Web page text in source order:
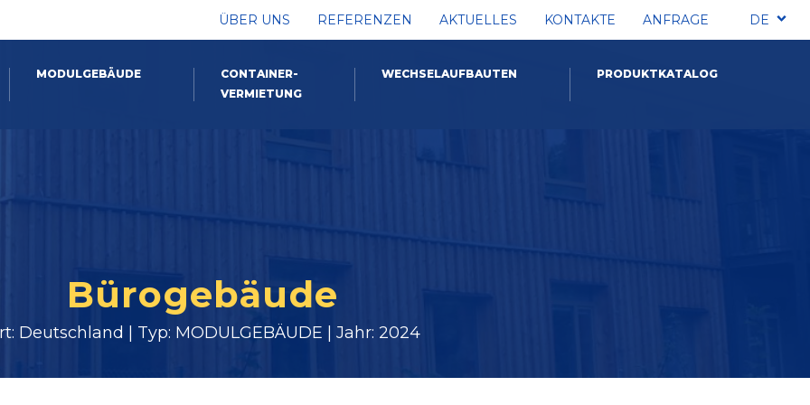
ÜBER UNS REFERENZEN AKTUELLES KONTAKTE ANFRAGE DE
MODULGEBÄUDE
CONTAINER-
VERMIETUNG
WECHSELAUFBAUTEN PRODUKTKATALOG
Bürogebäude
Deutschland | Typ: MODULGEBÄUDE | Jahr: 2024